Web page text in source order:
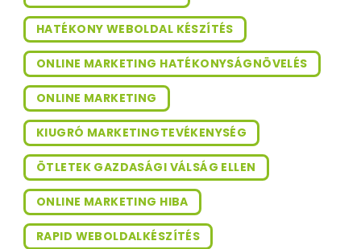
HATÉKONY WEBOLDAL KÉSZÍTÉS
ONLINE MARKETING HATÉKONYSÁGNÖVELÉS
ONLINE MARKETING
KIUGRÓ MARKETINGTEVÉKENYSÉG
ÖTLETEK GAZDASÁGI VÁLSÁG ELLEN
ONLINE MARKETING HIBA
RAPID WEBOLDALKÉSZÍTÉS